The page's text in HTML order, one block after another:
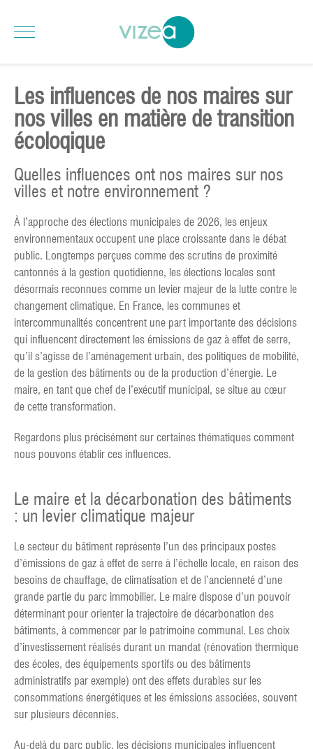
Les influences de nos maires sur
nos villes en matière de transition
écoloqique
Quelles influences ont nos maires sur nos
villes et notre environnement ?
À l’approche des élections municipales de 2026, les enjeux
environnementaux occupent une place croissante dans le débat
public. Longtemps perçues comme des scrutins de proximité
cantonnés à la gestion quotidienne, les élections locales sont
désormais reconnues comme un levier majeur de la lutte contre le
changement climatique. En France, les communes et
intercommunalités concentrent une part importante des décisions
qui influencent directement les émissions de gaz à effet de serre,
qu’il s’agisse de l’aménagement urbain, des politiques de mobilité,
de la gestion des bâtiments ou de la production d’énergie. Le
maire, en tant que chef de l’exécutif municipal, se situe au cœur
de cette transformation.
Regardons plus précisément sur certaines thématiques comment
nous pouvons établir ces influences.
Le maire et la décarbonation des bâtiments
: un levier climatique majeur
Le secteur du bâtiment représente l’un des principaux postes
d’émissions de gaz à effet de serre à l’échelle locale, en raison des
besoins de chauffage, de climatisation et de l’ancienneté d’une
grande partie du parc immobilier. Le maire dispose d’un pouvoir
déterminant pour orienter la trajectoire de décarbonation des
bâtiments, à commencer par le patrimoine communal. Les choix
d’investissement réalisés durant un mandat (rénovation thermique
des écoles, des équipements sportifs ou des bâtiments
administratifs par exemple) ont des effets durables sur les
consommations énergétiques et les émissions associées, souvent
sur plusieurs décennies.
Au-delà du parc public, les décisions municipales influencent